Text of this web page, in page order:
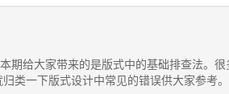
给大家带来的是版式中的基础排查法。很
类一下版式设计中常见的错误供大家参考。